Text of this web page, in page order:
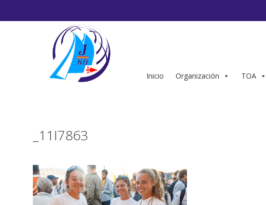
Inicio Organización TOA
_11I7863